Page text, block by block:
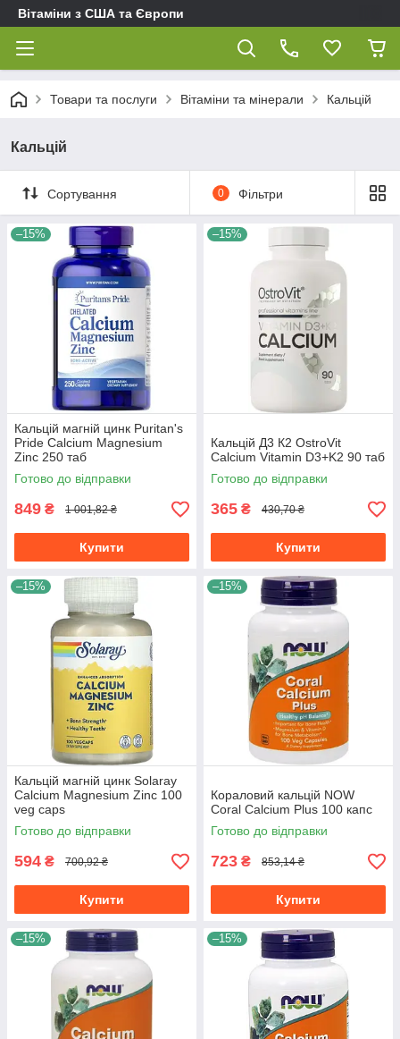
Вітаміни з США та Європи
Товари та послуги Вітаміни та мінерали Кальцій
Кальцій
Сортування 0 Фільтри
–15%
Кальцій магній цинк Puritan's
Pride Calcium Magnesium
Zinc 250 таб
Готово до відправки
849 ₴ 1 001,82 ₴
Купити
–15%
Кальцій Д3 К2 OstroVit
Calcium Vitamin D3+K2 90 таб
Готово до відправки
365 ₴ 430,70 ₴
Купити
–15%
Кальцій магній цинк Solaray
Calcium Magnesium Zinc 100
veg caps
Готово до відправки
594 ₴ 700,92 ₴
Купити
–15%
Кораловий кальцій NOW
Coral Calcium Plus 100 капс
Готово до відправки
723 ₴ 853,14 ₴
Купити
–15% –15%